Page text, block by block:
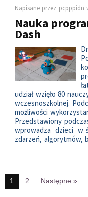
Napisane przez pcpppidn
Nauka
Dash
udział wzięło 80
wczesnoszkolnej.
możliwości
Przedstawiony
wprowadza dzieci w
zdarzeń, algorytmów,
1 2 Następne »